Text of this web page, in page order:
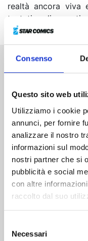
Consenso
Questo sito web
Utilizziamo i cookie
annunci, per fornire
analizzare il nostro
informazioni sul
nostri partner che si
pubblicità e social
con altre
raccolto dal suo
delNecessari
realtà ancora viva
tentativo di
Altri